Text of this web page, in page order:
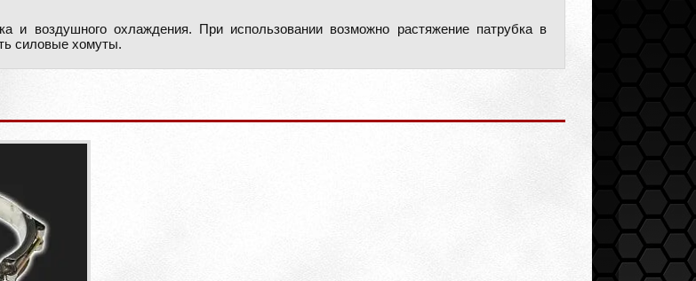
и воздушного охлаждения. При использовании возможно растяжение патрубка в
силовые хомуты.